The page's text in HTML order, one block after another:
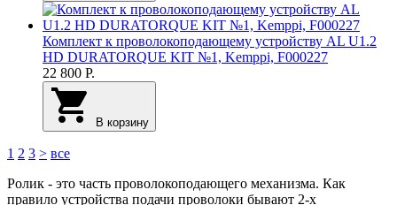
Комплект к проволокоподающему устройству AL U1.2
HD DURATORQUE KIT №1, Kemppi, F000227
22 800 Р.
В корзину
1 2 3 > все
Ролик - это часть проволокоподающего механизма. Как
правило устройства подачи проволоки бывают 2-х